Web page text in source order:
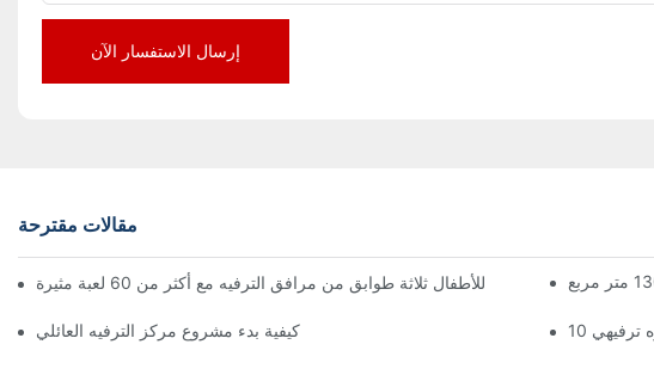
إرسال الاستفسار الآن
مقالات مقترحة
كيفية بدء مشروع مركز الترفيه العائلي ترفيهي